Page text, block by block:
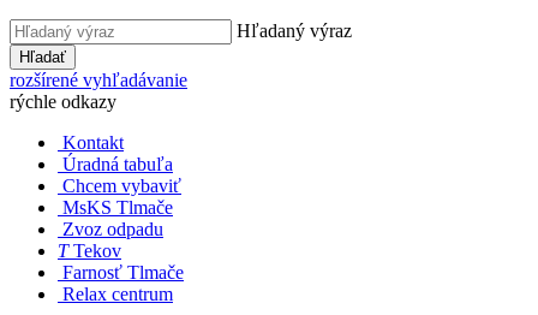
Hľadaný výraz
Hľadať
rozšírené vyhľadávanie
rýchle odkazy
Kontakt
Úradná tabuľa
Chcem vybaviť
MsKS Tlmače
Zvoz odpadu
T Tekov
Farnosť Tlmače
Relax centrum